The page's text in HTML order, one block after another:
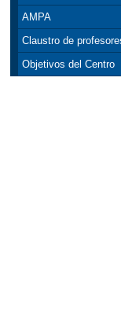
AMPA
Claustro de
Objetivos del Centro